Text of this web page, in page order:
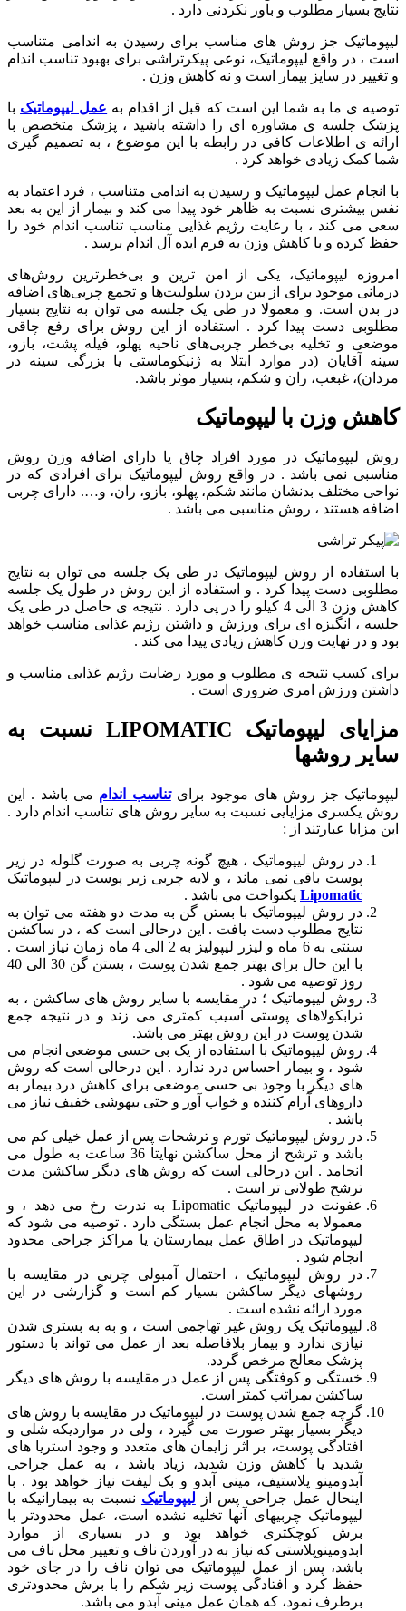
نتایج بسیار مطلوب و باور نکردنی دارد .
لیپوماتیک جز روش های مناسب برای رسیدن به اندامی متناسب
است ، در واقع لیپوماتیک، نوعی پیکرتراشی برای بهبود تناسب اندام
و تغییر در سایز بیمار است و نه کاهش وزن .
توصیه ی ما به شما این است که قبل از اقدام به عمل لیپوماتیک با
پزشک جلسه ی مشاوره ای را داشته باشید ، پزشک متخصص با
ارائه ی اطلاعات کافی در رابطه با این موضوع ، به تصمیم گیری
شما کمک زیادی خواهد کرد .
با انجام عمل لیپوماتیک و رسیدن به اندامی متناسب ، فرد اعتماد به
نفس بیشتری نسبت به ظاهر خود پیدا می کند و بیمار از این به بعد
سعی می کند ، با رعایت رژیم غذایی مناسب تناسب اندام خود را
حفظ کرده و با کاهش وزن به فرم ایده آل اندام برسد .
امروزه لیپوماتیک، یکی از امن ترین و بی‌خطرترین روش‌های
درمانی موجود برای از بین بردن سلولیت‌ها و تجمع‌ چربی‌های اضافه
در بدن است. و معمولا در طی یک جلسه می توان به نتایج بسیار
مطلوبی دست پیدا کرد . استفاده از این روش برای رفع چاقی
موضعی و تخلیه بی‌خطر چربی‌های ناحیه پهلو، فیله پشت، بازو،
سینه آقایان (در موارد ابتلا به ژنیکوماستی یا بزرگی سینه در
مردان)، غبغب، ران و شکم، بسیار موثر باشد.
کاهش وزن با لیپوماتیک
روش لیپوماتیک در مورد افراد چاق یا دارای اضافه وزن روش
مناسبی نمی باشد . در واقع روش لیپوماتیک برای افرادی که در
نواحی مختلف بدنشان مانند شکم، پهلو، بازو، ران، و…. دارای چربی
اضافه هستند ، روش مناسبی می باشد .
با استفاده از روش لیپوماتیک در طی یک جلسه می توان به نتایج
مطلوبی دست پیدا کرد . و استفاده از این روش در طول یک جلسه
کاهش وزن 3 الی 4 کیلو را در پی دارد . نتیجه ی حاصل در طی یک
جلسه ، انگیزه ای برای ورزش و داشتن رژیم غذایی مناسب خواهد
بود و در نهایت وزن کاهش زیادی پیدا می کند .
برای کسب نتیجه ی مطلوب و مورد رضایت رژیم غذایی مناسب و
داشتن ورزش امری ضروری است .
مزایای لیپوماتیک LIPOMATIC نسبت به
سایر روشها
لیپوماتیک جز روش های موجود برایتناسب اندام می باشد . این
روش یکسری مزایایی نسبت به سایر روش های تناسب اندام دارد .
این مزایا عبارتند از :
در روش لیپوماتیک ، هیچ گونه چربی به صورت گلوله در زیر
پوست باقی نمی ماند ، و لایه چربی زیر پوست در لیپوماتیک
Lipomatic یکنواخت می باشد .
در روش لیپوماتیک با بستن گن به مدت دو هفته می توان به
نتایج مطلوب دست یافت . این درحالی است که ، در ساکشن
سنتی به 6 ماه و لیزر لیپولیز به 2 الی 4 ماه زمان نیاز است .
با این حال برای بهتر جمع شدن پوست ، بستن گن 30 الی 40
روز توصیه می شود .
روش لیپوماتیک ؛ در مقایسه با سایر روش های ساکشن ، به
ترابکولاهای پوستی آسیب کمتری می زند و در نتیجه جمع
شدن پوست در این روش بهتر می باشد.
روش لیپوماتیک با استفاده از یک بی حسی موضعی انجام می
شود ، و بیمار احساس درد ندارد . این درحالی است که روش
های دیگر با وجود بی حسی موضعی برای کاهش درد بیمار به
داروهای آرام کننده و خواب آور و حتی بیهوشی خفیف نیاز می
باشد .
در روش لیپوماتیک تورم و ترشحات پس از عمل خیلی کم می
باشد و ترشح از محل ساکشن نهایتا 36 ساعت به طول می
انجامد . این درحالی است که روش های دیگر ساکشن مدت
ترشح طولانی تر است .
عفونت در لیپوماتیک Lipomatic به ندرت رخ می دهد ، و
معمولا به محل انجام عمل بستگی دارد . توصیه می شود که
لیپوماتیک در اطاق عمل بیمارستان یا مراکز جراحی محدود
انجام شود .
در روش لیپوماتیک ، احتمال آمبولی چربی در مقایسه با
روشهای دیگر ساکشن بسیار کم است و گزارشی در این
مورد ارائه نشده است .
لیپوماتیک یک روش غیر تهاجمی است ، و به به بستری شدن
نیازی ندارد و بیمار بلافاصله بعد از عمل می تواند با دستور
پزشک معالج مرخص گردد.
خستگی و کوفتگی پس از عمل در مقایسه با روش های دیگر
ساکشن بمراتب کمتر است.
گرچه جمع شدن پوست در لیپوماتیک در مقایسه با روش های
دیگر بسیار بهتر صورت می گیرد ، ولی در مواردیکه شلی و
افتادگی پوست، بر اثر زایمان های متعدد و وجود استریا های
شدید یا کاهش وزن شدید، زیاد باشد ، به عمل جراحی
آبدومینو پلاستیف، مینی آبدو و بک لیفت نیاز خواهد بود . با
اینحال عمل جراحی پس از لیپوماتیک نسبت به بیمارانیکه با
لیپوماتیک چربیهای آنها تخلیه نشده است، عمل محدودتر با
برش کوچکتری خواهد بود و در بسیاری از موارد
ابدومینوپلاستی که نیاز به در آوردن ناف و تغییر محل ناف می
باشد، پس از عمل لیپوماتیک می توان ناف را در جای خود
حفظ کرد و افتادگی پوست زیر شکم را با برش محدودتری
برطرف نمود، که همان عمل مینی آبدو می باشد.